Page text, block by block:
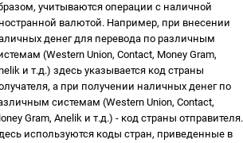
учитываются операции с наличной
валютой. Например, при внесении
денег для перевода по различным
(Western Union, Contact, Money Gram,
и т.д.) здесь указывается код страны
а при получении наличных денег по
системам (Western Union, Contact,
Gram, Anelik и т.д.) - код страны отправителя.
используются коды стран, приведенные в